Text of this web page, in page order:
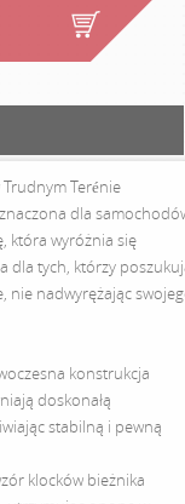
Terénie
dla
która wyróżnia się
dla tych, którzy
nie nadwyrężając
konstrukcja
doskonałą
stabilną i pewną
klocków bieżnika